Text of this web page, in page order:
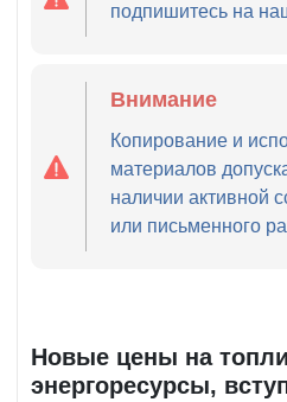
подпишитесь на
Внимание
Копирование и
материалов
наличии активной
или письменного
Новые цены на
энергоресурсы,